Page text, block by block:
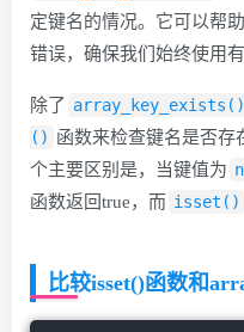
定键名的情况。它可以帮
错误，确保我们始终使用
除了 array_key_exists()
() 函数来检查键名是否存
个主要区别是，当键值为
函数返回true，而 isset()
比较isset()函数和